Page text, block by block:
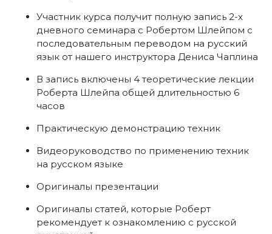
Участник курса получит полную запись 2-х
дневного семинара с Робертом Шлейпом с
последовательным переводом на русский
язык от нашего инструктора Дениса Чаплина
В запись включены 4 теоретические лекции
Роберта Шлейпа общей длительностью 6
часов
Практическую демонстрацию техник
Видеоруководство по применению техник
на русском языке
Оригиналы презентации
Оригиналы статей, которые Роберт
рекомендует к ознакомлению с русской